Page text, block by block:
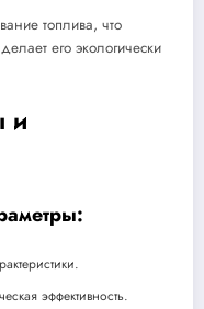
топлива, что
его экологически
и
эффективность.